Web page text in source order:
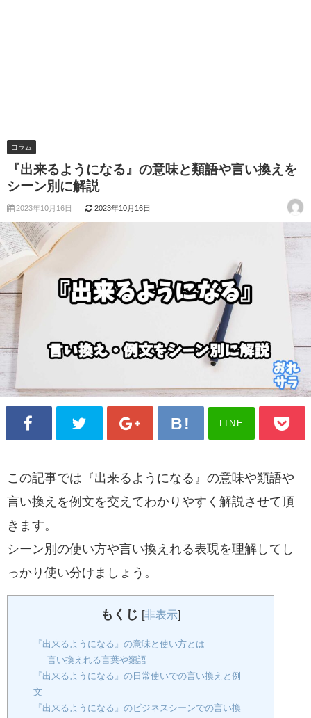
コラム
『出来るようになる』の意味と類語や言い換えを
シーン別に解説
2023年10月16日 2023年10月16日
LINE
この記事では『出来るようになる』の意味や類語や
言い換えを例文を交えてわかりやすく解説させて頂
きます。
シーン別の使い方や言い換えれる表現を理解してし
っかり使い分けましょう。
もくじ [非表示]
『出来るようになる』の意味と使い方とは
言い換えれる言葉や類語
『出来るようになる』の日常使いでの言い換えと例
文
『出来るようになる』のビジネスシーンでの言い換